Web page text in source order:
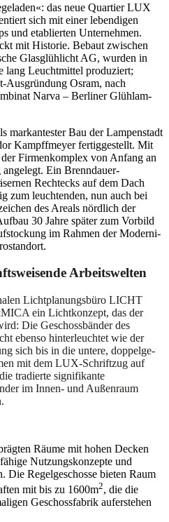
das neue Quartier LUX
sich mit einer leben­digen
und etablierten Unter­nehmen.
mit Historie. Bebaut zwischen
Glasglüh­licht AG, wurden in
lang Leucht­mittel produ­ziert;
Ausgründung Osram, nach
Narva – Berliner Glühlam­
Bau der Lampen­stadt
Kampffmeyer fertig­ge­stellt. Mit
Firmen­komplex von Anfang an
Ein Brenn­dauer-
Rechtecks auf dem Dach
zum leuch­tenden, nun auch bei
des Areals nördlich der
30 Jahre später zum Vorbild
im Rahmen der Moder­ni­
Arbeits­welten
Licht­pla­nungsbüro LICHT
ein Licht­konzept, das der
Die Geschoss­bänder des
ebenso hinter­leuchtet wie der
sich bis in die untere, doppel­ge­
mit dem LUX-Schriftzug auf
tradierte signi­fi­kante
im Innen- und Außenraum
Räume mit hohen Decken
Nutzungs­kon­zepte und
Regel­ge­schosse bieten Raum
mit bis zu 1600m2, die die
Geschoss­fabrik aufer­stehen